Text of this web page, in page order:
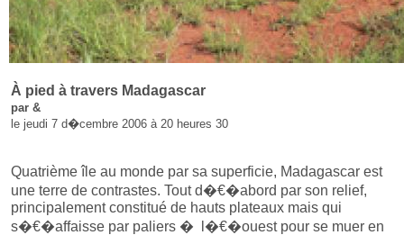
À pied à travers Madagascar
par &
le jeudi 7 d�cembre 2006 à 20 heures 30
Quatrième île au monde par sa superficie, Madagascar est
une terre de contrastes. Tout d�€�abord par son relief,
principalement constitué de hauts plateaux mais qui
s�€�affaisse par paliers � l�€�ouest pour se muer en